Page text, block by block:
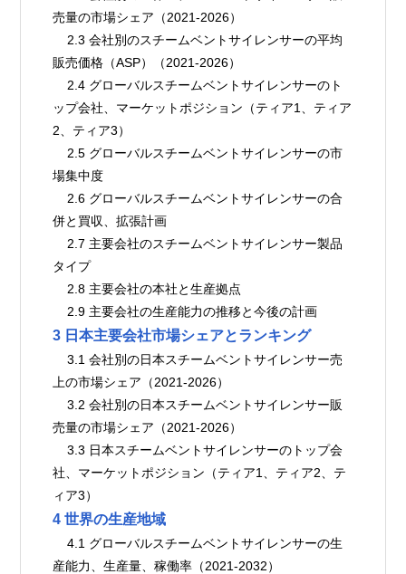
売量の市場シェア（2021-2026）
販売価格（ASP）（2021-2026）
ップ会社、マーケットポジション（ティア1、ティア
2、ティア3）
場集中度
併と買収、拡張計画
タイプ
    2.8 主要会社の本社と生産拠点
    2.9 主要会社の生産能力の推移と今後の計画
3 日本主要会社市場シェアとランキング
    3.1 会社別の日本スチームベントサイレンサー売
上の市場シェア（2021-2026）
    3.2 会社別の日本スチームベントサイレンサー販
売量の市場シェア（2021-2026）
    3.3 日本スチームベントサイレンサーのトップ会
社、マーケットポジション（ティア1、ティア2、テ
ィア3）
4 世界の生産地域
    4.1 グローバルスチームベントサイレンサーの生
産能力、生産量、稼働率（2021-2032）